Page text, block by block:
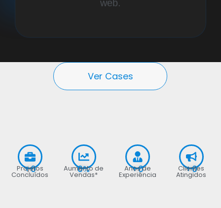
Ver Cases
+0
Projetos
Concluídos 0%
Aumento de
Vendas* +0
Anos de
Experiência +0
Clientes
Atingidos